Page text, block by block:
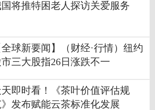
将推特困老人探访关爱服务
全球新要闻】（财经·行情）纽约
市三大股指26日涨跌不一
天即时看！《茶叶价值评估规
发布赋能云茶标准化发展